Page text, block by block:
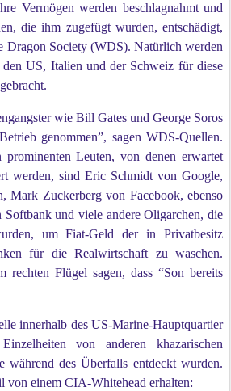
Vermögen werden beschlagnahmt und
die ihm zugefügt wurden, entschädigt,
Dragon Society (WDS). Natürlich werden
US, Italien und der Schweiz für diese
wie Bill Gates und George Soros
genommen”, sagen WDS-Quellen.
prominenten Leuten, von denen erwartet
werden, sind Eric Schmidt von Google,
Mark Zuckerberg von Facebook, ebenso
und viele andere Oligarchen, die
um Fiat-Geld der in Privatbesitz
für die Realwirtschaft zu waschen.
rechten Flügel sagen, dass “Son bereits
innerhalb des US-Marine-Hauptquartier
von anderen khazarischen
während des Überfalls entdeckt wurden.
von einem CIA-Whitehead erhalten: